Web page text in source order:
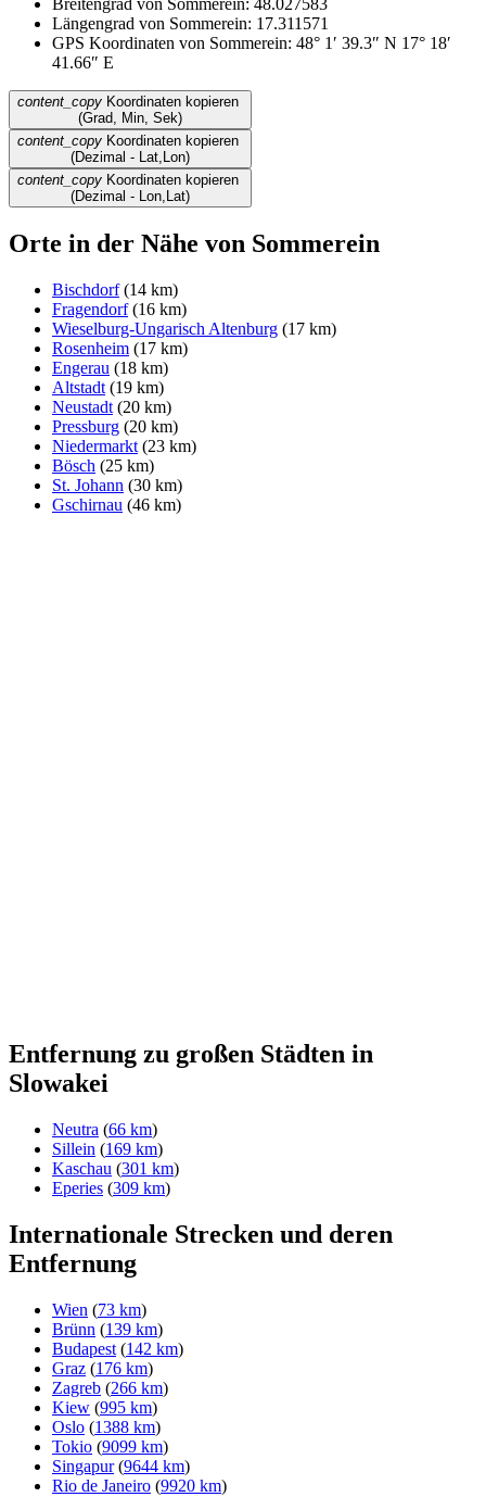
Längengrad von Sommerein: 17.311571
GPS Koordinaten von Sommerein: 48° 1′ 39.3″ N 17° 18′
41.66″ E
content_copy Koordinaten kopieren
(Grad, Min, Sek)
content_copy Koordinaten kopieren
(Dezimal - Lat,Lon)
content_copy Koordinaten kopieren
(Dezimal - Lon,Lat)
Orte in der Nähe von Sommerein
Bischdorf(14 km)
Fragendorf(16 km)
Wieselburg-Ungarisch Altenburg (17 km)
Rosenheim (17 km)
Engerau (18 km)
Altstadt (19 km)
Neustadt (20 km)
Pressburg (20 km)
Niedermarkt (23 km)
Bösch (25 km)
St. Johann (30 km)
Gschirnau (46 km)
Entfernung zu großen Städten in
Slowakei
Neutra (66 km)
Sillein (169 km)
Kaschau (301 km)
Eperies (309 km)
Internationale Strecken und deren
Entfernung
Wien (73 km)
Brünn (139 km)
Budapest (142 km)
Graz (176 km)
Zagreb (266 km)
Kiew (995 km)
Oslo (1388 km)
Tokio (9099 km)
Singapur(9644 km)
Rio de Janeiro (9920 km)